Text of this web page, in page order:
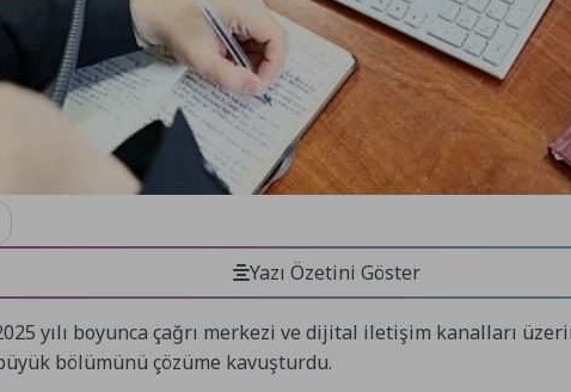
Yazı Özetini Göster
yılı boyunca çağrı merkezi ve dijital iletişim kanalları
bölümünü çözüme kavuşturdu.